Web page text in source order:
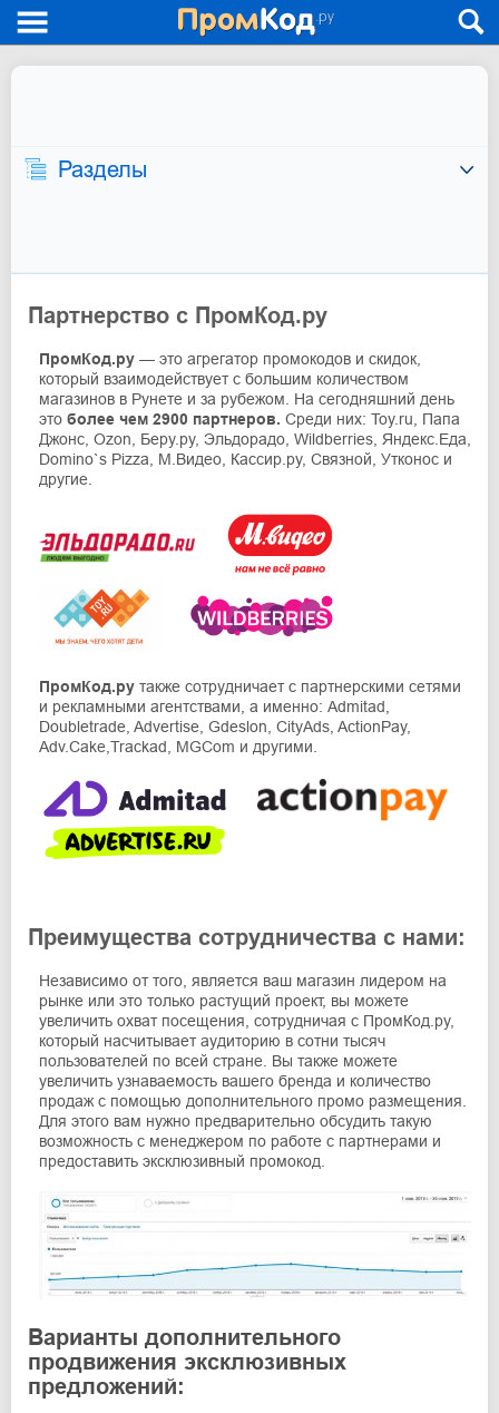
Разделы
Партнерство с ПромКод.ру
ПромКод.ру — это агрегатор промокодов и скидок,
который взаимодействует с большим количеством
магазинов в Рунете и за рубежом. На сегодняшний день
это более чем 2900 партнеров. Среди них: Toy.ru, Папа
Джонс, Ozon, Беру.ру, Эльдорадо, Wildberries, Яндекс.Еда,
Domino`s Pizza, М.Видео, Кассир.ру, Связной, Утконос и
другие.
ПромКод.ру также сотрудничает с партнерскими сетями
и рекламными агентствами, а именно: Admitad,
Doubletrade, Advertise, Gdeslon, CityAds, ActionPay,
Adv.Cake,Trackad, MGCom и другими.
Преимущества сотрудничества с нами:
Независимо от того, является ваш магазин лидером на
рынке или это только растущий проект, вы можете
увеличить охват посещения, сотрудничая с ПромКод.ру,
который насчитывает аудиторию в сотни тысяч
пользователей по всей стране. Вы также можете
увеличить узнаваемость вашего бренда и количество
продаж с помощью дополнительного промо размещения.
Для этого вам нужно предварительно обсудить такую
возможность с менеджером по работе с партнерами и
предоставить эксклюзивный промокод.
Варианты дополнительного
продвижения эксклюзивных
предложений: